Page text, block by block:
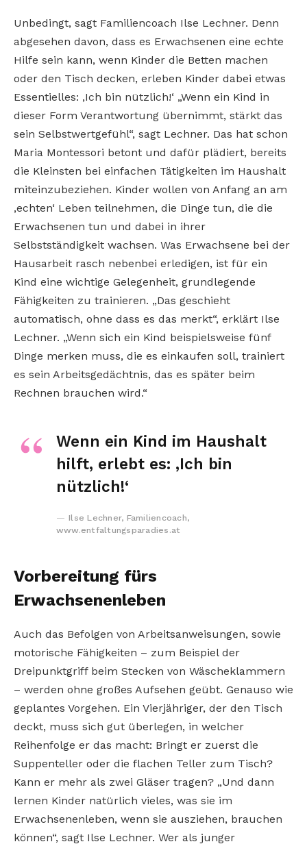
Unbedingt, sagt Familiencoach Ilse Lechner. Denn
abgesehen davon, dass es Erwachsenen eine echte
Hilfe sein kann, wenn Kinder die Betten machen
oder den Tisch decken, erleben Kinder dabei etwas
Essentielles: ‚Ich bin nützlich!‘ „Wenn ein Kind in
dieser Form Verantwortung übernimmt, stärkt das
sein Selbstwertgefühl“, sagt Lechner. Das hat schon
Maria Montessori betont und dafür plädiert, bereits
die Kleinsten bei einfachen Tätigkeiten im Haushalt
miteinzubeziehen. Kinder wollen von Anfang an am
‚echten‘ Leben teilnehmen, die Dinge tun, die die
Erwachsenen tun und dabei in ihrer
Selbstständigkeit wachsen. Was Erwachsene bei der
Hausarbeit rasch nebenbei erledigen, ist für ein
Kind eine wichtige Gelegenheit, grundlegende
Fähigkeiten zu trainieren. „Das geschieht
automatisch, ohne dass es das merkt“, erklärt Ilse
Lechner. „Wenn sich ein Kind beispielsweise fünf
Dinge merken muss, die es einkaufen soll, trainiert
es sein Arbeitsgedächtnis, das es später beim
Rechnen brauchen wird.“
Wenn ein Kind im Haushalt
hilft, erlebt es: ‚Ich bin
nützlich!‘
Ilse Lechner, Familiencoach,
www.entfaltungsparadies.at
Vorbereitung fürs
Erwachsenenleben
Auch das Befolgen von Arbeitsanweisungen, sowie
motorische Fähigkeiten – zum Beispiel der
Dreipunktgriff beim Stecken von Wäscheklammern
– werden ohne großes Aufsehen geübt. Genauso wie
geplantes Vorgehen. Ein Vierjähriger, der den Tisch
deckt, muss sich gut überlegen, in welcher
Reihenfolge er das macht: Bringt er zuerst die
Suppenteller oder die flachen Teller zum Tisch?
Kann er mehr als zwei Gläser tragen? „Und dann
lernen Kinder natürlich vieles, was sie im
Erwachsenenleben, wenn sie ausziehen, brauchen
können“, sagt Ilse Lechner. Wer als junger